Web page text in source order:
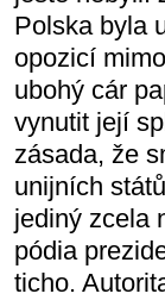
Polska byla
opozicí
ubohý cár
vynutit její
zásada, že
unijních
jediný zcela
pódia
ticho.